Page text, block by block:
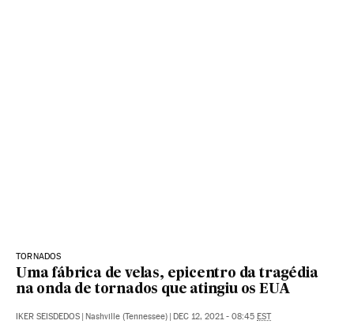
TORNADOS
Uma fábrica de velas, epicentro da tragédia
na onda de tornados que atingiu os EUA
IKER SEISDEDOS Nashville (Tennessee) DEC 12, 2021 - 08:45 EST